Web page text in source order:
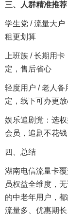
三、人群精准推荐
学生党 / 流量大
租更划算
上班族 / 长期用
定，售后省心
轻度用户 / 老人
定，线下可办更
娱乐追剧党：选
会员，追剧不花钱
四、总结
湖南电信流量卡
员权益全维度，
的中老年用户，
流量多、优惠期